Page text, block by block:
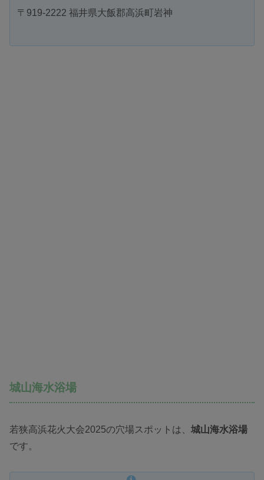
〒919-2222 福井県大飯郡高浜町岩神
城山海水浴場
若狭高浜花火大会2025の穴場スポットは、 城山海水浴場
です。